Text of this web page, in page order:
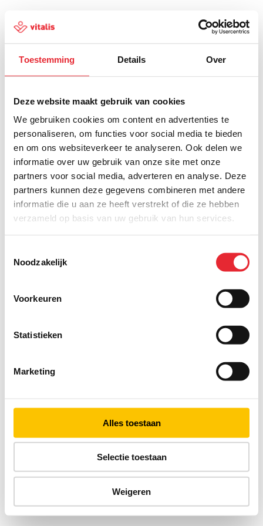
Toestemming Details Over
Deze website maakt gebruik van cookies
We gebruiken cookies om content en advertenties te
personaliseren, om functies voor social media te bieden
en om ons websiteverkeer te analyseren. Ook delen we
informatie over uw gebruik van onze site met onze
partners voor social media, adverteren en analyse. Deze
partners kunnen deze gegevens combineren met andere
informatie die u aan ze heeft verstrekt of die ze hebben
verzameld op basis van uw gebruik van hun services.
Noodzakelijk
Voorkeuren
Statistieken
Marketing
Alles toestaan
Selectie toestaan
Weigeren
500
Er is iets fout gegaan
Probeer het later opnieuw of ga terug naar de
homepagina.